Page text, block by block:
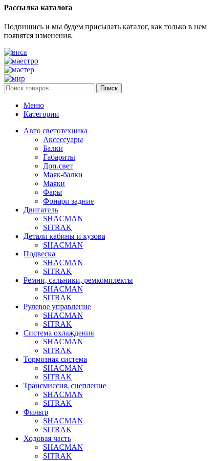
Рассылка каталога
Подпишись и мы будем присылать каталог, как только в нем
появятся изменения.
Поиск
Меню
Категории
Авто светотехника
Аксессуары
Балки
Габариты
Доп.свет
Маяк-балки
Маяки
Фары
Фонари задние
Двигатель
SHACMAN
SITRAK
Детали кабины и кузова
SHACMAN
Подвеска
SHACMAN
SITRAK
Ремни, сальники, ремкомплекты
SHACMAN
SITRAK
Рулевое управление
SHACMAN
SITRAK
Система охлаждения
SHACMAN
SITRAK
Тормозная система
SHACMAN
SITRAK
Трансмиссия, сцепление
SHACMAN
SITRAK
Фильтр
SHACMAN
SITRAK
Ходовая часть
SHACMAN
SITRAK